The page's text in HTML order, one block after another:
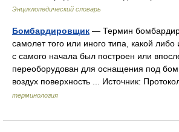
Энциклопедический словарь
Бомбардировщик — Термин
самолет того или иного типа, какой либо
с самого начала был построен или
переоборудован для оснащения под
воздух поверхность ... Источник:
терминология